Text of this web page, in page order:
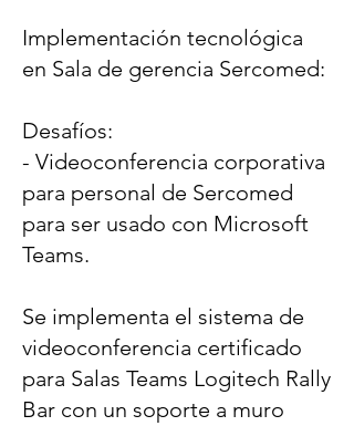
Implementación tecnológica
en Sala de gerencia Sercomed:
Desafíos:
- Videoconferencia corporativa
para personal de Sercomed
para ser usado con Microsoft
Teams.
Se implementa el sistema de
videoconferencia certificado
para Salas Teams Logitech Rally
Bar con un soporte a muro